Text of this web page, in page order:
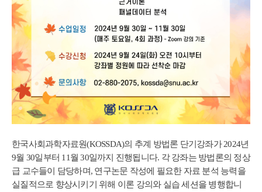
한국사회과학자료원(KOSSDA)의 추계 방법론 단기강좌가 2024년
9월 30일부터 11월 30일까지 진행됩니다. 각 강좌는 방법론의 정상
급 교수들이 담당하며, 연구논문 작성에 필요한 자료 분석 능력을
실질적으로 향상시키기 위해 이론 강의와 실습 세션을 병행합니